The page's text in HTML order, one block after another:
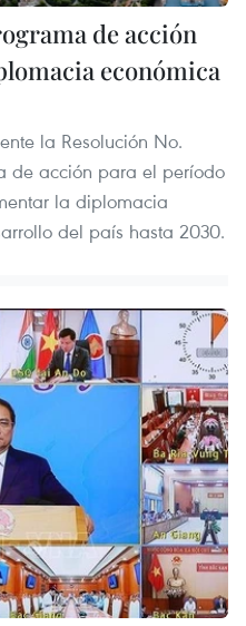
de acción
económica
la Resolución No.
de acción para el período
la diplomacia
del país hasta 2030.